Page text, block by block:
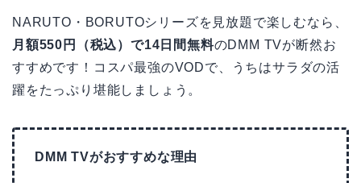
NARUTO・BORUTOシリーズを見放題で楽しむなら、
月額550円（税込）で14日間無料のDMM TVが断然お
すすめです！コスパ最強のVODで、うちはサラダの活
躍をたっぷり堪能しましょう。
DMM TVがおすすめな理由